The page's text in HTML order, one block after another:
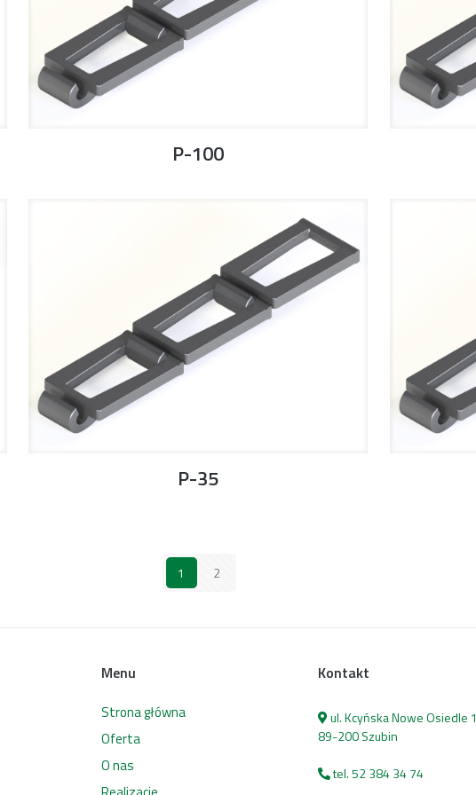
P-100
P-35
1 2
Menu
Strona główna
Oferta
O nas
Kontakt
ul. Kcyńska Nowe Osiedle 1
89-200 Szubin
tel. 52 384 34 74